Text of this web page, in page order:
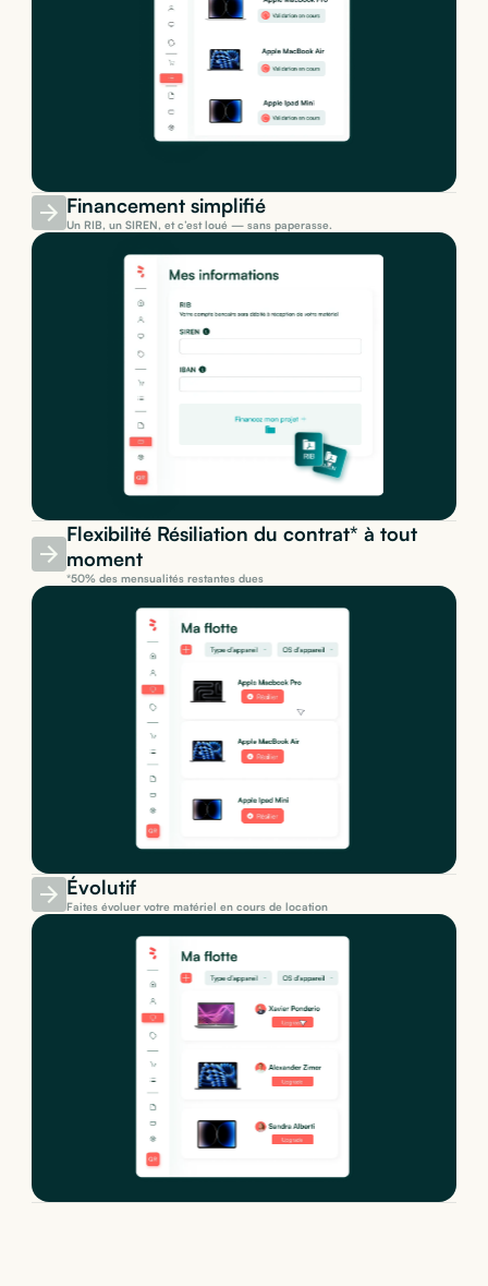
Financement simplifié
Un RIB, un SIREN, et c’est loué — sans paperasse.
Flexibilité Résiliation du contrat* à tout
moment
*50% des mensualités restantes dues
Évolutif
Faites évoluer votre matériel en cours de location